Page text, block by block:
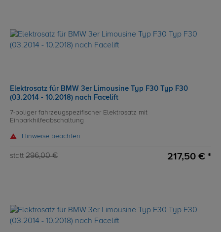
Elektrosatz für BMW 3er Limousine Typ F30 Typ F30
(03.2014 - 10.2018) nach Facelift
7-poliger fahrzeugspezifischer Elektrosatz mit
Einparkhilfeabschaltung
Hinweise beachten
statt 296,00 € 217,50 € *